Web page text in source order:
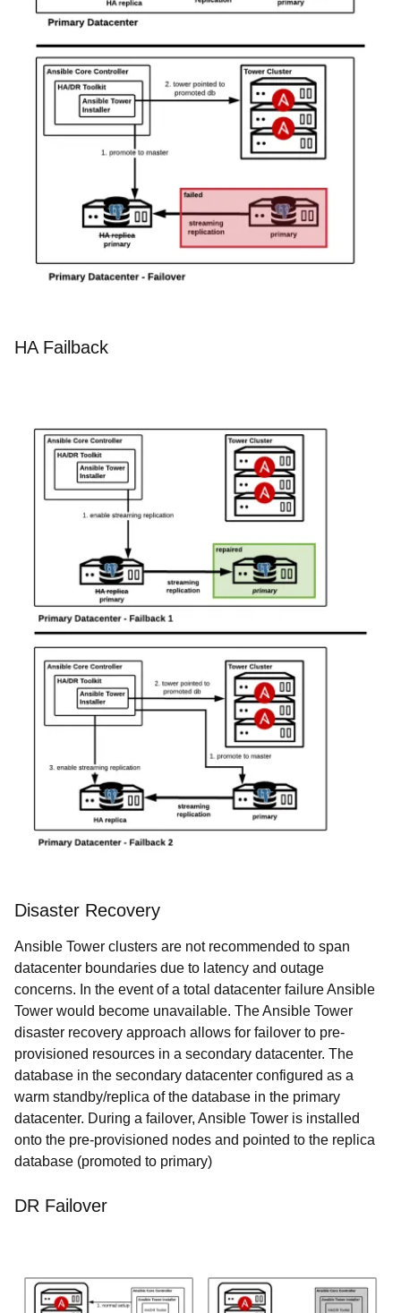
HA Failback
Disaster Recovery
Ansible Tower clusters are not recommended to span
datacenter boundaries due to latency and outage
concerns. In the event of a total datacenter failure Ansible
Tower would become unavailable. The Ansible Tower
disaster recovery approach allows for failover to pre-
provisioned resources in a secondary datacenter. The
database in the secondary datacenter configured as a
warm standby/replica of the database in the primary
datacenter. During a failover, Ansible Tower is installed
onto the pre-provisioned nodes and pointed to the replica
database (promoted to primary)
DR Failover